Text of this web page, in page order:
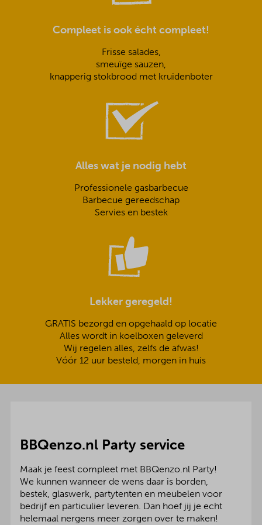
Compleet is ook écht compleet!
Frisse salades,
smeuïge sauzen,
knapperig stokbrood met kruidenboter
Alles wat je nodig hebt
Professionele gasbarbecue
Barbecue gereedschap
Servies en bestek
Lekker geregeld!
GRATIS bezorgd en opgehaald op locatie
Alles wordt in koelboxen geleverd
Wij regelen alles, zelfs de afwas!
Vóór 12 uur besteld, morgen in huis
BBQenzo.nl Party service
Maak je feest compleet met BBQenzo.nl Party!
We kunnen wanneer de wens daar is borden,
bestek, glaswerk, partytenten en meubelen voor
bedrijf en particulier leveren. Dan hoef jij je echt
helemaal nergens meer zorgen over te maken!